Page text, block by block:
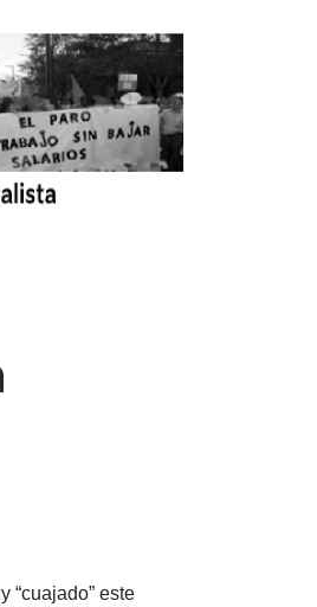
“cuajado” este